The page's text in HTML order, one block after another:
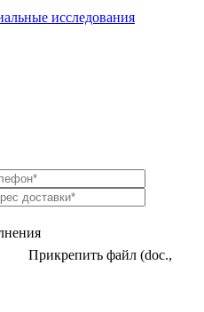
исследования
Прикрепить файл (doc.,